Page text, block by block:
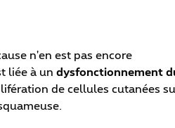
n'en est pas encore
liée à un dysfonctionnement
de cellules cutanées